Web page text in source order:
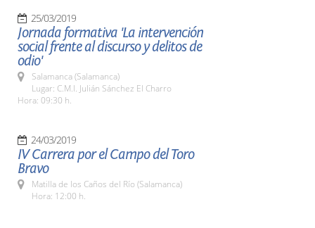
25/03/2019
Jornada formativa 'La intervención
social frente al discurso y delitos de
odio'
Salamanca (Salamanca)
Lugar: C.M.I. Julián Sánchez El Charro
Hora: 09:30 h.
24/03/2019
IV Carrera por el Campo del Toro
Bravo
Matilla de los Caños del Río (Salamanca)
Hora: 12:00 h.